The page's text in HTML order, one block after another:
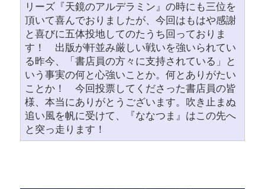
リーズ『天鏡のアルデラミン』の時にも三位を
頂いて喜んでおりましたが、今回はもはや感謝
と喜びに五体投地してのたうち回っておりま
す！ 出版が軒並み厳しい戦いを強いられてい
る昨今、「書店員の方々に支持されている」と
いう事実の何と心強いことか。何とありがたい
ことか！ 今回投票してくださった書店員の皆
様、本当にありがとうございます。吹き止まぬ
追い風を帆に受けて、『ななつま』はこの先へ
と突っ走ります！